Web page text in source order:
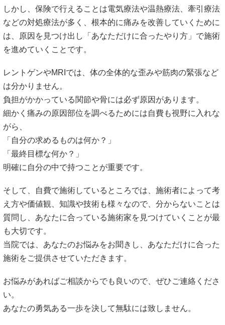
しかし、保険で行えることは電気療法や温熱療法、牽引療法
などの対処療法が多く、根本的に痛みを改善していくために
は、原因を見つけ出し「あなただけに合ったやり方」で施術
を進めていくことです。
レントゲンやMRIでは、体の全体的な歪みや筋肉の緊張など
は分かりません。
負担がかかっている関節や骨には必ず原因があります。
細かく痛みの原因部位を調べるためには自費も視野に入れな
がら、
「自分の求めるものは何か？」
「最終目標な何か？」
明確に自分の中で持つことが重要です。
そして、自費で施術しているところでは、施術者によって考
え方や価値観、知識や技術も様々なので、分からないことは
質問し、あなたに合っている施術家を見つけていくことが最
も大切です。
当院では、あなたのお悩みをお聞きし、あなただけに合った
施術をご提供させていただきます。
お悩みがあればご相談からでも良いので、ぜひご連絡くださ
い。
あなたの勇気ある一歩を決して無駄には致しません。